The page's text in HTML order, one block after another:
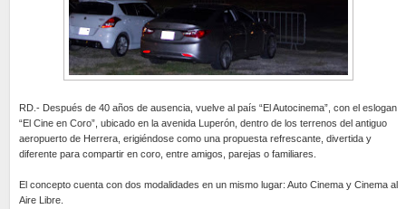
RD.- Después de 40 años de ausencia, vuelve al país “El Autocinema”, con el eslogan
“El Cine en Coro”, ubicado en la avenida Luperón, dentro de los terrenos del antiguo
aeropuerto de Herrera, erigiéndose como una propuesta refrescante, divertida y
diferente para compartir en coro, entre amigos, parejas o familiares.
El concepto cuenta con dos modalidades en un mismo lugar: Auto Cinema y Cinema al
Aire Libre.